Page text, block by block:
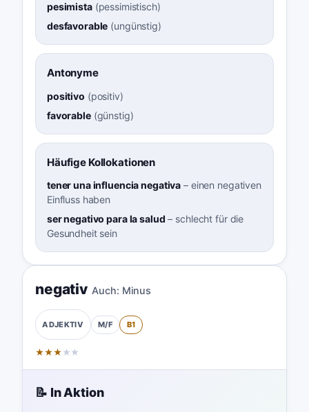
pesimista(pessimistisch)
desfavorable (ungünstig)
Antonyme
positivo (positiv)
favorable(günstig)
Häufige Kollokationen
tener una influencia negativa – einen negativen
Einfluss haben
ser negativo para la salud – schlecht für die
Gesundheit sein
negativ Auch: Minus
ADJEKTIV M/F B1
★★★ ★ ★
📝 In Aktion